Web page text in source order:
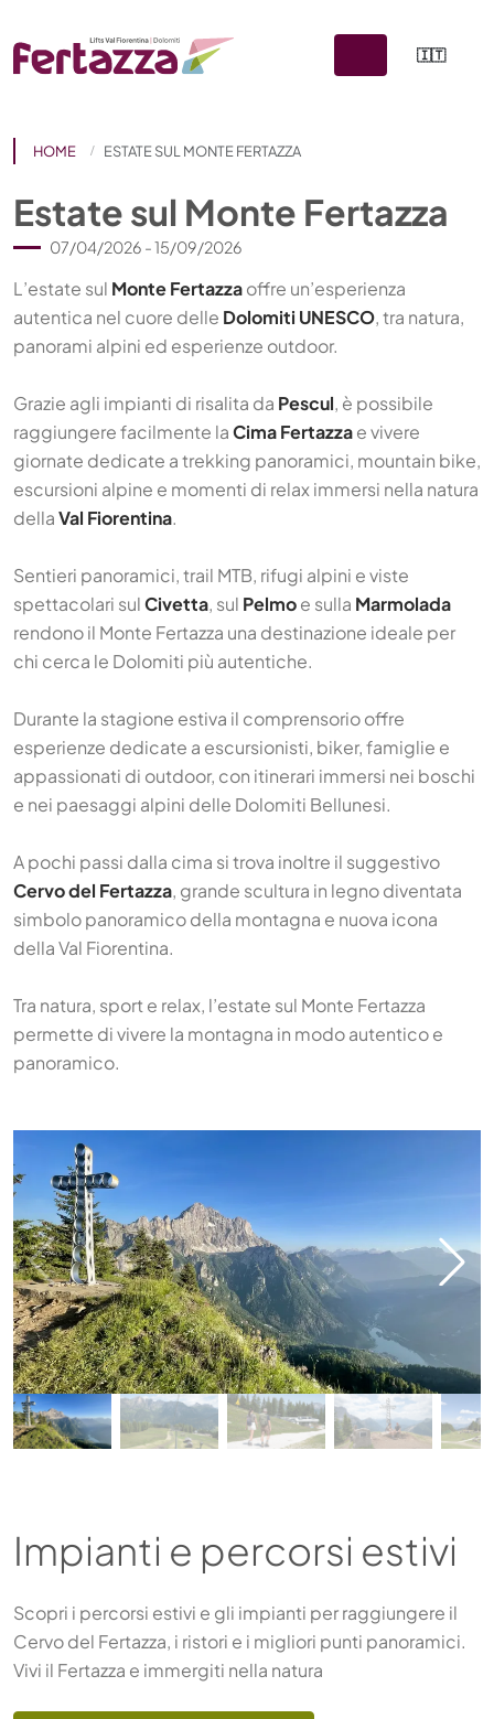
🇮🇹
HOME ESTATE SUL MONTE FERTAZZA
Estate sul Monte Fertazza
07/04/2026 - 15/09/2026
L’estate sul Monte Fertazzaoffre un’esperienza
autentica nel cuore delle Dolomiti UNESCO, tra natura,
panorami alpini ed esperienze outdoor.
Grazie agli impianti di risalita da Pescul, è possibile
raggiungere facilmente laCima Fertazzae vivere
giornate dedicate a trekking panoramici, mountain bike,
escursioni alpine e momenti di relax immersi nella natura
dellaVal Fiorentina.
Sentieri panoramici, trail MTB, rifugi alpini e viste
spettacolari sulCivetta, sul Pelmoe sulla Marmolada
rendono il Monte Fertazza una destinazione ideale per
chi cerca le Dolomiti più autentiche.
Durante la stagione estiva il comprensorio offre
esperienze dedicate a escursionisti, biker, famiglie e
appassionati di outdoor, con itinerari immersi nei boschi
e nei paesaggi alpini delle Dolomiti Bellunesi.
A pochi passi dalla cima si trova inoltre il suggestivo
Cervo del Fertazza, grande scultura in legno diventata
simbolo panoramico della montagna e nuova icona
della Val Fiorentina.
Tra natura, sport e relax, l’estate sul Monte Fertazza
permette di vivere la montagna in modo autentico e
panoramico.
Impianti e percorsi estivi
Scopri i percorsi estivi e gli impianti per raggiungere il
Cervo del Fertazza, i ristori e i migliori punti panoramici.
Vivi il Fertazza e immergiti nella natura